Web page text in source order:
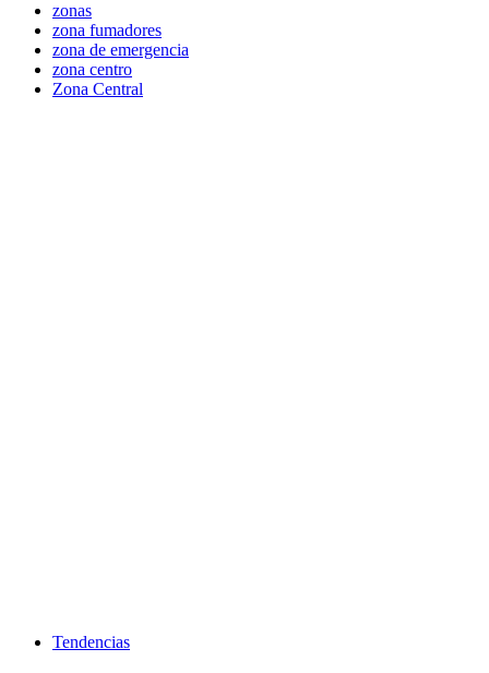
zonas
zona fumadores
zona de emergencia
zona centro
Zona Central
Tendencias